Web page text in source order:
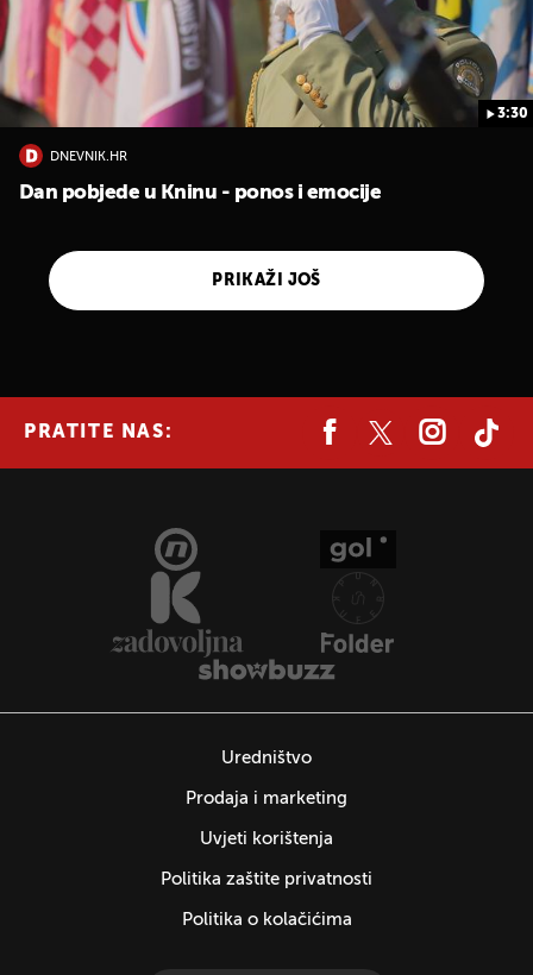
3:30
DNEVNIK.HR
Dan pobjede u Kninu - ponos i emocije
PRIKAŽI JOŠ
PRATITE NAS:
Uredništvo
Prodaja i marketing
Uvjeti korištenja
Politika zaštite privatnosti
Politika o kolačićima